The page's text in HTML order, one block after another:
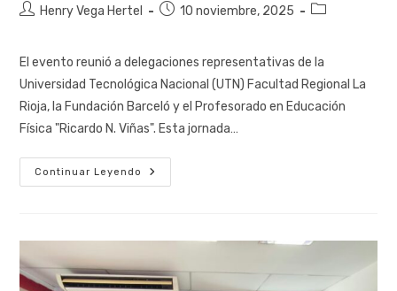
Henry Vega Hertel 10 noviembre, 2025
El evento reunió a delegaciones representativas de la
Universidad Tecnológica Nacional (UTN) Facultad Regional La
Rioja, la Fundación Barceló y el Profesorado en Educación
Física "Ricardo N. Viñas". Esta jornada…
Continuar Leyendo